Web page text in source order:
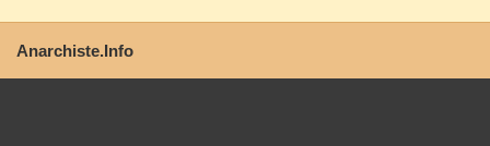
Anarchiste.Info